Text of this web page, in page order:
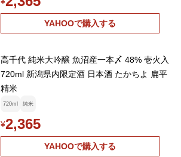
YAHOOで購入する
高千代 純米大吟醸 魚沼産一本〆 48% 壱火入
720ml 新潟県内限定酒 日本酒 たかちよ 扁平
精米
720ml 純米
¥2,365
YAHOOで購入する